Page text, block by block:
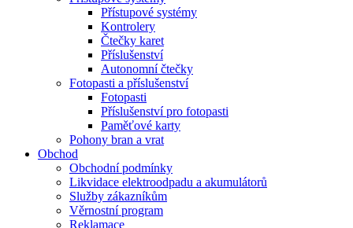
Přístupové systémy
Kontrolery
Čtečky karet
Příslušenství
Autonomní čtečky
Fotopasti a příslušenství
Fotopasti
Příslušenství pro fotopasti
Paměťové karty
Pohony bran a vrat
Obchod
Obchodní podmínky
Likvidace elektroodpadu a akumulátorů
Služby zákazníkům
Věrnostní program
Reklamace